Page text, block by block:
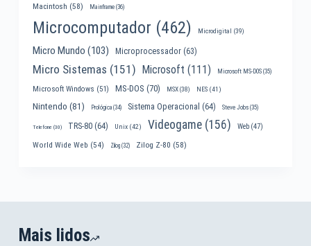
Macintosh (58) Mainframe(36)
Microcomputador (462) Microdigital (39)
Micro Mundo (103) Microprocessador(63)
Micro Sistemas (151) Microsoft (111) Microsoft MS-DOS(35)
Microsoft Windows (51) MS-DOS (70) MSX(38) NES(41)
Nintendo (81) Prológica(34) Sistema Operacional (64) Steve Jobs(35)
Telefone (30) TRS-80(64) Unix(42) Videogame(156) Web(47)
World Wide Web (54) Zilog(32) Zilog Z-80 (58)
Mais lidos